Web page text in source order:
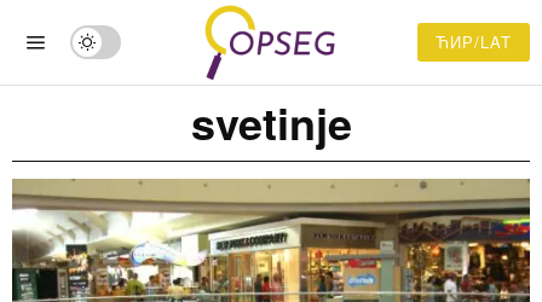
ЋИР/LAT
svetinje